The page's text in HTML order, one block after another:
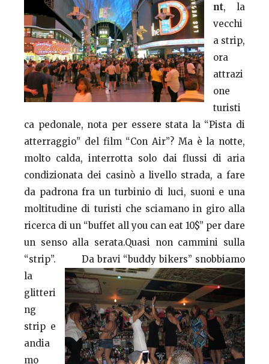
nt, la
vecchi
a strip,
ora
attrazi
one
turisti
ca pedonale, nota per essere stata la “Pista di
atterraggio” del film “Con Air”? Ma è la notte,
molto calda, interrotta solo dai flussi di aria
condizionata dei casinò a livello strada, a fare
da padrona fra un turbinio di luci, suoni e una
moltitudine di turisti che sciamano in giro alla
ricerca di un “buffet all you can eat 10$” per dare
un senso alla serata.Quasi non cammini sulla
“strip”. Da bravi “buddy bikers” snobbiamo
la
glitteri
ng
strip e
andia
mo